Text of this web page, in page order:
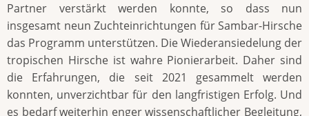
Partner verstärkt werden konnte, so dass nun
insgesamt neun Zuchteinrichtungen für Sambar-Hirsche
das Programm unterstützen. Die Wiederansiedelung der
tropischen Hirsche ist wahre Pionierarbeit. Daher sind
die Erfahrungen, die seit 2021 gesammelt werden
konnten, unverzichtbar für den langfristigen Erfolg. Und
es bedarf weiterhin enger wissenschaftlicher Begleitung,